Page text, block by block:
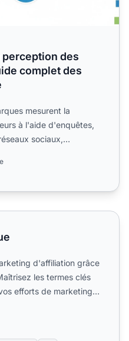
des
complet des
mesurent la
à l'aide d'enquêtes,
sociaux,
d'affiliation grâce
les termes clés
efforts de marketing